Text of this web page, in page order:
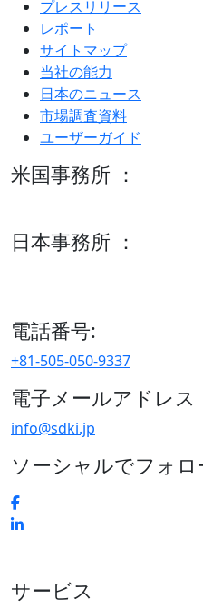
プレスリリース
レポート
サイトマップ
当社の能力
日本のニュース
市場調査資料
ユーザーガイド
米国事務所 ：
日本事務所 ：
電話番号:
+81-505-050-9337
電子メールアドレス
info@sdki.jp
ソーシャルでフォロ
サービス